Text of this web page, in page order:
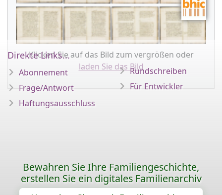
Klicken Sie auf das Bild zum vergrößen oder
laden Sie das Bild
Direkte Links...
Abonnement
Frage/Antwort
Haftungsausschluss
Rundschreiben
Für Entwickler
Bewahren Sie Ihre Familiengeschichte,
erstellen Sie ein digitales Familienarchiv